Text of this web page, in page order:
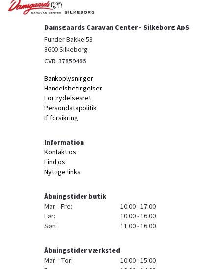
Damsgaards Caravan Center - Silkeborg ApS
Funder Bakke 53
8600 Silkeborg
CVR: 37859486
Bankoplysninger
Handelsbetingelser
Fortrydelsesret
Persondatapolitik
If forsikring
Information
Kontakt os
Find os
Nyttige links
Åbningstider butik
Man - Fre:
10:00 - 17:00
Lør:
10:00 - 16:00
Søn:
11:00 - 16:00
Åbningstider værksted
Man - Tor:
10:00 - 15:00